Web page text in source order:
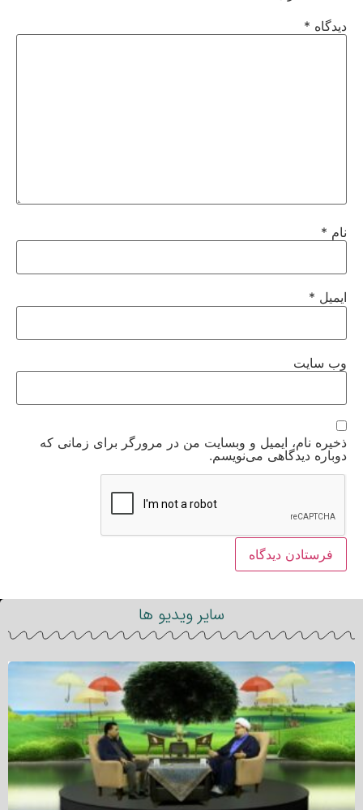
دیدگاه *
نام *
ایمیل *
وب‌ سایت
ذخیره نام، ایمیل و وبسایت من در مرورگر برای زمانی که
دوباره دیدگاهی می‌نویسم.
سایر ویدیو ها